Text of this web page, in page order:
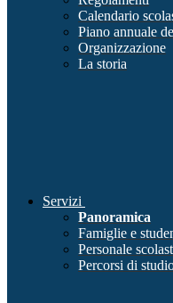
Calendario
Piano annuale
Organizzazione
La storia
Servizi
Panoramica
Famiglie e
Personale
Percorsi di